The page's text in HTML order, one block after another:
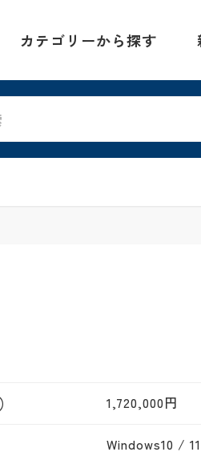
カテゴリーから探す
1,720,000円
Windows10 /